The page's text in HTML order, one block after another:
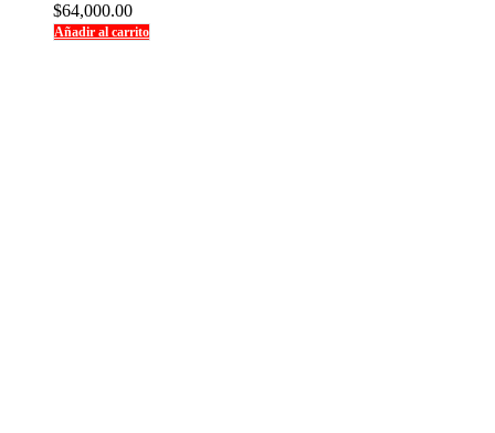
$64,000.00
Añadir al carrito